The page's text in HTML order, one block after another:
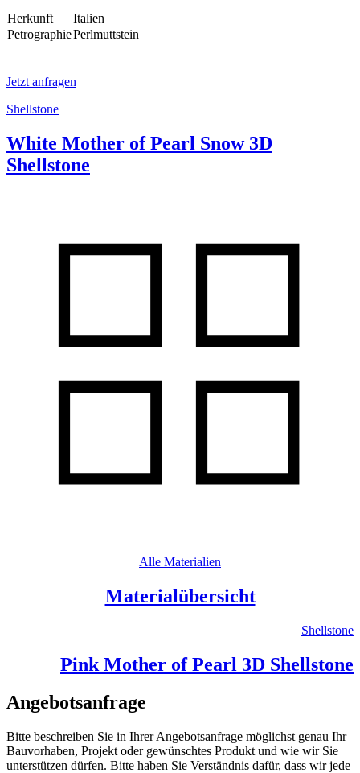
Herkunft
Italien
PetrographiePerlmuttstein
Jetzt anfragen
Shellstone
White Mother of Pearl Snow 3D
Shellstone
Alle Materialien
Materialübersicht
Shellstone
Pink Mother of Pearl 3D Shellstone
Angebotsanfrage
Bitte beschreiben Sie in Ihrer Angebotsanfrage möglichst genau Ihr
Bauvorhaben, Projekt oder gewünschtes Produkt und wie wir Sie
unterstützen dürfen. Bitte haben Sie Verständnis dafür, dass wir jede